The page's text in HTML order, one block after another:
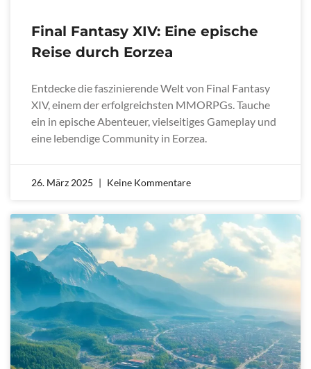
Final Fantasy XIV: Eine epische
Reise durch Eorzea
Entdecke die faszinierende Welt von Final Fantasy
XIV, einem der erfolgreichsten MMORPGs. Tauche
ein in epische Abenteuer, vielseitiges Gameplay und
eine lebendige Community in Eorzea.
26. März 2025 Keine Kommentare